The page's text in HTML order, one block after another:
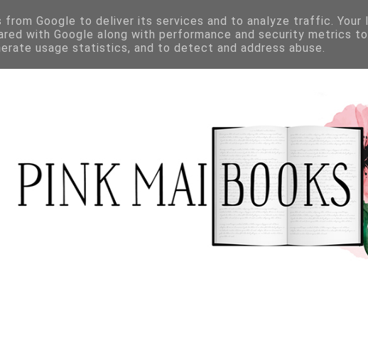
from Google to deliver its services and to analyze traffic. Your
with Google along with performance and security metrics
usage statistics, and to detect and address abuse.